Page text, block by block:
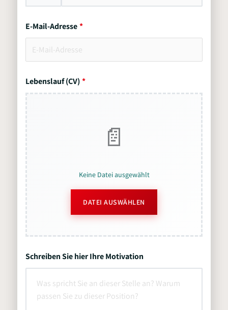
E-Mail-Adresse
Lebenslauf (CV)
Keine Datei ausgewählt
DATEI AUSWÄHLEN
Schreiben Sie hier Ihre Motivation